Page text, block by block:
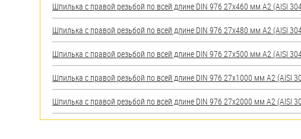
Шпилька с правой резьбой по всей длине DIN 976 27х460 мм А2 (AISI
Шпилька с правой резьбой по всей длине DIN 976 27х480 мм А2 (AISI
Шпилька с правой резьбой по всей длине DIN 976 27х500 мм А2 (AISI
Шпилька с правой резьбой по всей длине DIN 976 27х1000 мм А2 (AISI
Шпилька с правой резьбой по всей длине DIN 976 27х2000 мм А2 (AISI